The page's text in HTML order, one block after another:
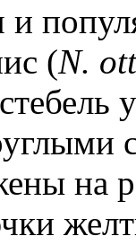
(N.
на